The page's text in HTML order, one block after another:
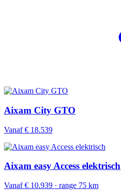
Aixam City GTO
Vanaf € 18.539
Aixam easy Access elektrisch
Vanaf € 10.939 · range 75 km